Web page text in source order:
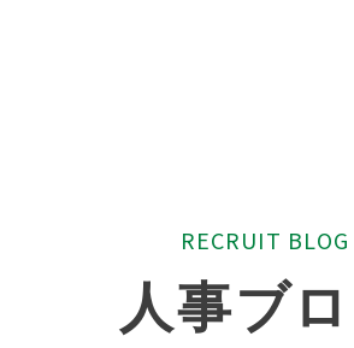
RECRUIT BLOG
人事ブロ